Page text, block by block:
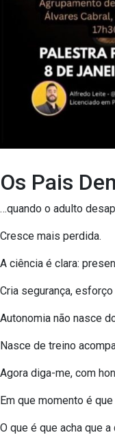
Os Pais
…quando o adulto
Cresce mais perdida.
A ciência é clara:
Cria segurança,
Autonomia não nasce
Nasce de treino
Agora diga-me, com
Em que momento é
O que é que acha que